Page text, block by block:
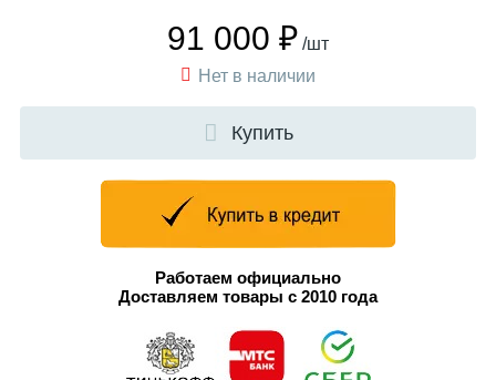
91 000 ₽ /шт
Нет в наличии
Купить
Работаем официально
Доставляем товары с 2010 года